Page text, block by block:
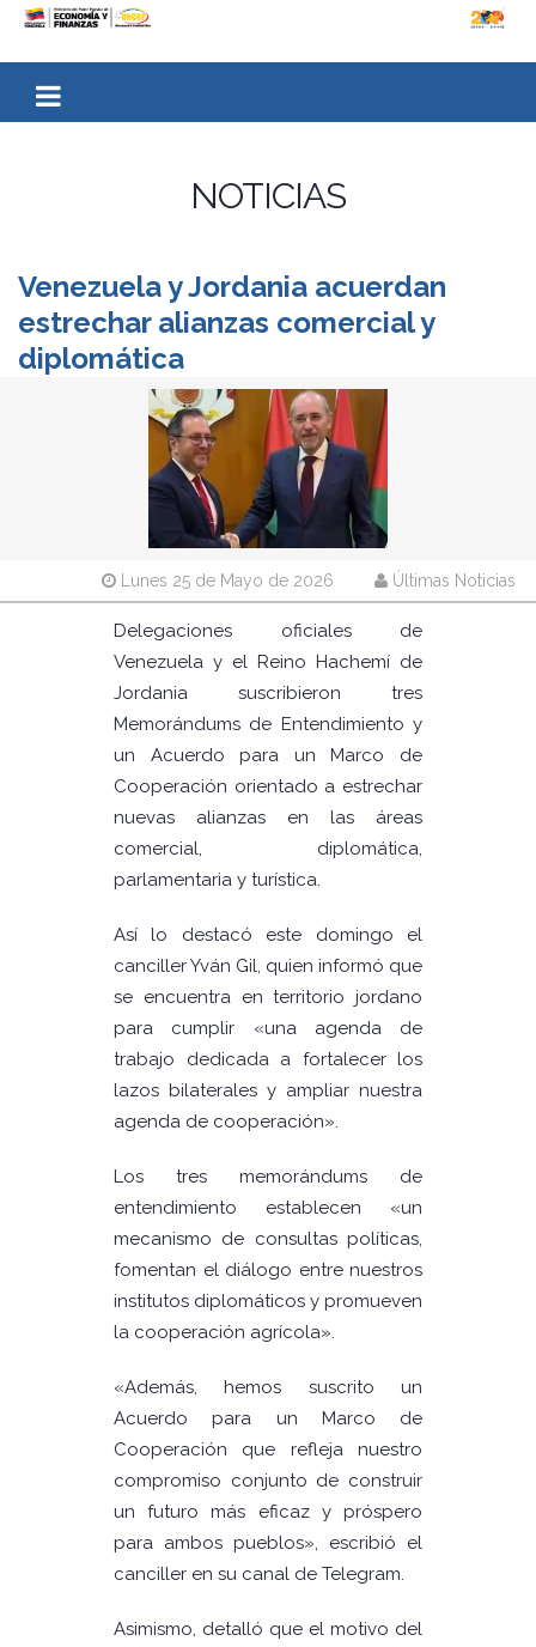
NOTICIAS
Venezuela y Jordania acuerdan
estrechar alianzas comercial y
diplomática
Lunes 25 de Mayo de 2026 Últimas Noticias
Delegaciones oficiales de
Venezuela y el Reino Hachemí de
Jordania suscribieron tres
Memorándums de Entendimiento y
un Acuerdo para un Marco de
Cooperación orientado a estrechar
nuevas alianzas en las áreas
comercial, diplomática,
parlamentaria y turística.
Así lo destacó este domingo el
canciller Yván Gil, quien informó que
se encuentra en territorio jordano
para cumplir «una agenda de
trabajo dedicada a fortalecer los
lazos bilaterales y ampliar nuestra
agenda de cooperación».
Los tres memorándums de
entendimiento establecen «un
mecanismo de consultas políticas,
fomentan el diálogo entre nuestros
institutos diplomáticos y promueven
la cooperación agrícola».
«Además, hemos suscrito un
Acuerdo para un Marco de
Cooperación que refleja nuestro
compromiso conjunto de construir
un futuro más eficaz y próspero
para ambos pueblos», escribió el
canciller en su canal de Telegram.
Asimismo, detalló que el motivo del